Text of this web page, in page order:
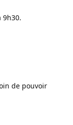
9h30.
de pouvoir